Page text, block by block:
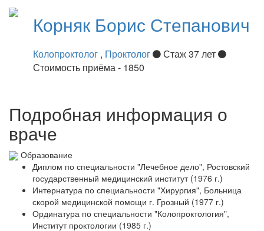
Корняк Борис Степанович
Колопроктолог , Проктолог
Стаж 37 лет
Стоимость приёма - 1850
Подробная информация о
враче
Образование
Диплом по специальности "Лечебное дело", Ростовский
государственный медицинский институт (1976 г.)
Интернатура по специальности "Хирургия", Больница
скорой медицинской помощи г. Грозный (1977 г.)
Ординатура по специальности "Колопроктология",
Институт проктологии (1985 г.)